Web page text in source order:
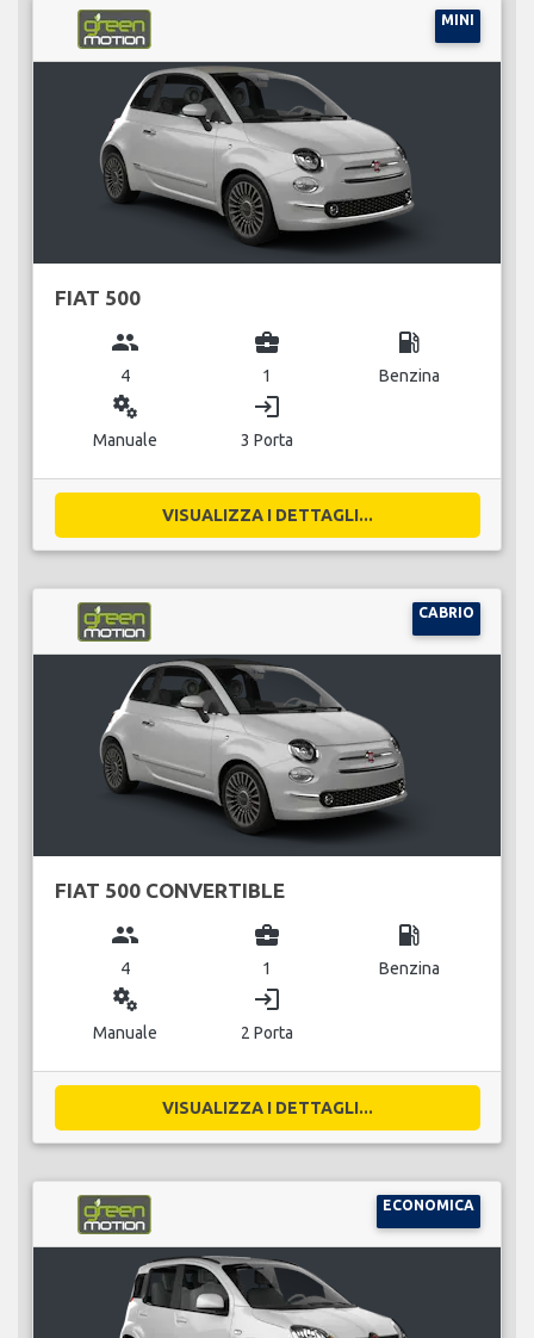
MINI
FIAT 500
group
4
business_center
1
local_gas_station
Benzina
miscellaneous_services
Manuale
login
3 Porta
VISUALIZZA I DETTAGLI...
CABRIO
FIAT 500 CONVERTIBLE
group
4
business_center
1
local_gas_station
Benzina
miscellaneous_services
Manuale
login
2 Porta
VISUALIZZA I DETTAGLI...
ECONOMICA